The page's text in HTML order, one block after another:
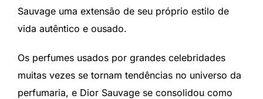
Sauvage uma extensão de seu próprio estilo de
vida autêntico e ousado.
Os perfumes usados por grandes celebridades
muitas vezes se tornam tendências no universo da
perfumaria, e Dior Sauvage se consolidou como